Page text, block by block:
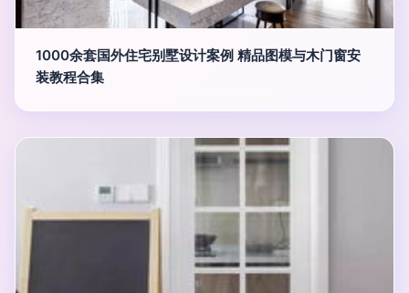
1000余套国外住宅别墅设计案例 精品图模与木门窗安
装教程合集